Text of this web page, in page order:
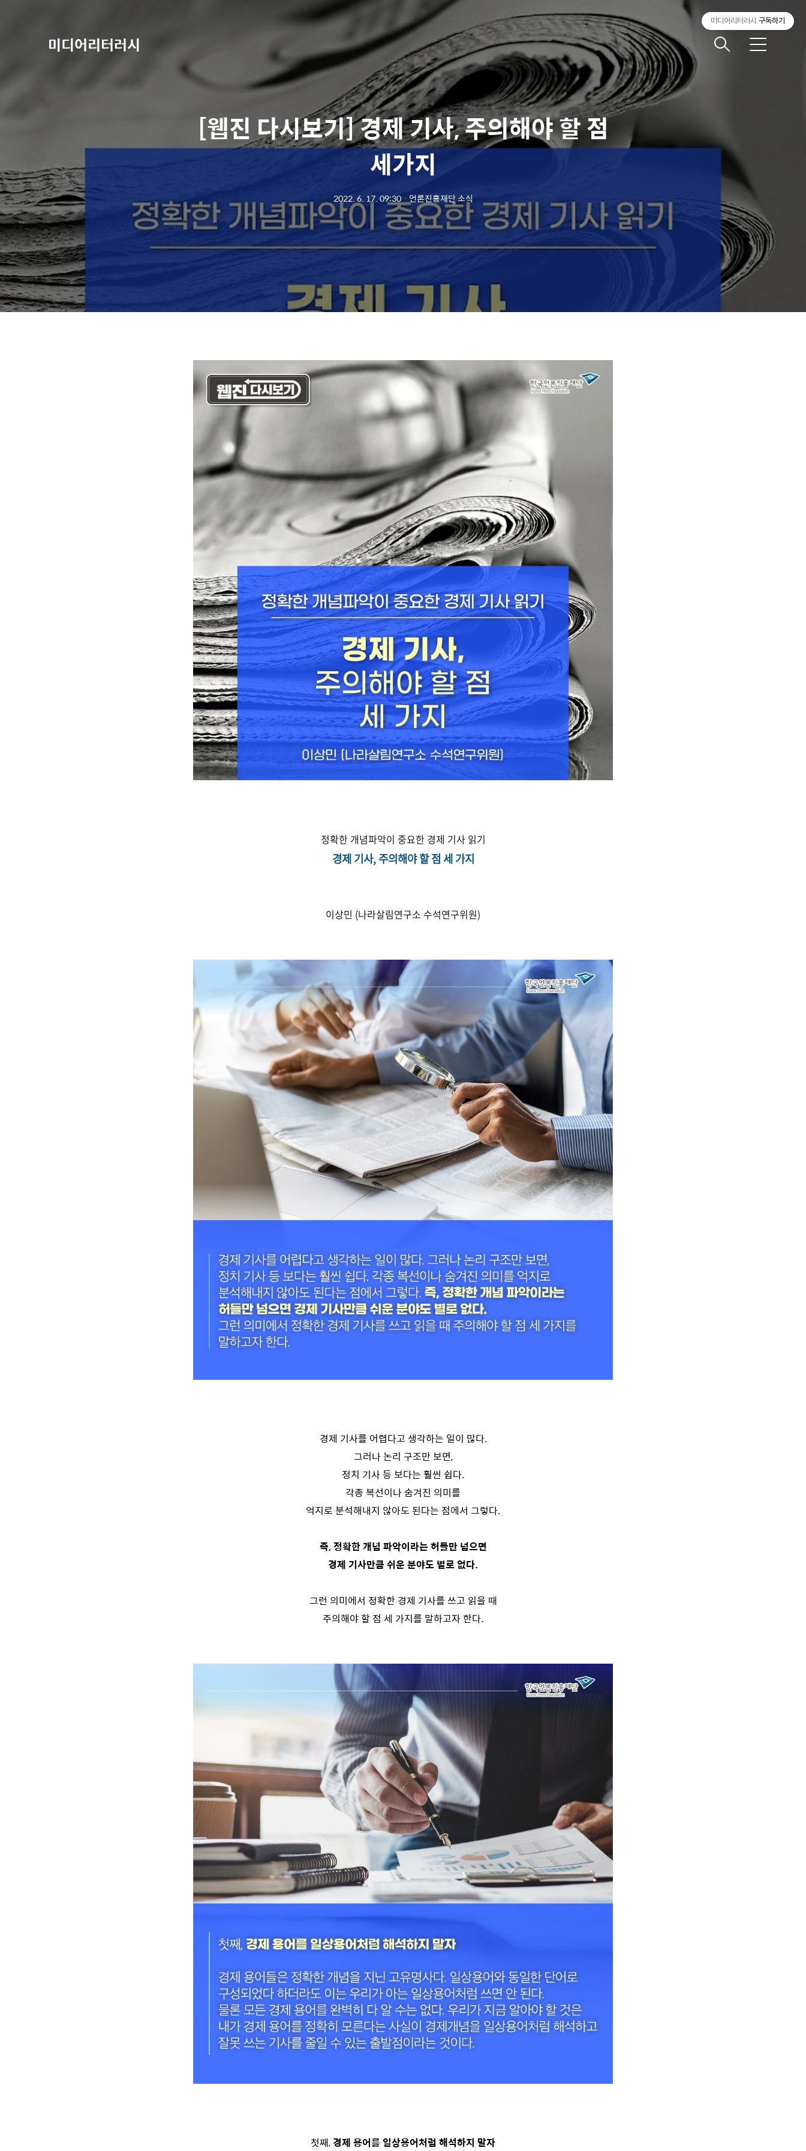
미디어리터러시 메
[웹진 다시보기] 경제 기사, 주의해야 할 점
세가지
2022. 6. 17. 09:30ㆍ 언론진흥재단 소식
정확한 개념파악이 중요한 경제 기사 읽기
경제 기사, 주의해야 할 점 세 가지
이상민 (나라살림연구소 수석연구위원)
경제 기사를 어렵다고 생각하는 일이 많다.
그러나 논리 구조만 보면,
정치 기사 등 보다는 훨씬 쉽다.
각종 복선이나 숨겨진 의미를
억지로 분석해내지 않아도 된다는 점에서 그렇다.
즉, 정확한 개념 파악이라는 허들만 넘으면
경제 기사만큼 쉬운 분야도 별로 없다.
그런 의미에서 정확한 경제 기사를 쓰고 읽을 때
주의해야 할 점 세 가지를 말하고자 한다.
첫째, 경제 용어를 일상용어처럼 해석하지 말자
미디어리터러시 구독하기